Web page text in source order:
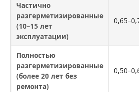
Частично
разгерметизированные
(10–15 лет
эксплуатации)
Полностью
разгерметизированные
(более 20 лет без
ремонта)